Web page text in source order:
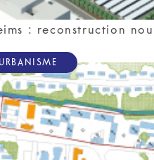
faut donc penser
clairs, énoncés
: reconstruction
URBANISME